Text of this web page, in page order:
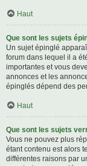
Haut
Que sont les sujets
Un sujet épinglé
forum dans lequel il a
importantes et vous
annonces et les
épinglés dépend des
Haut
Que sont les sujets
Vous ne pouvez plus
étant contenu est alors
différentes raisons par